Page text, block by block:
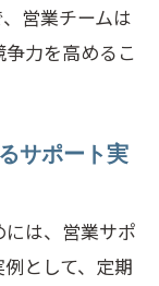
営業チームは
力を高めるこ
サポート実
は、営業サポ
として、定期